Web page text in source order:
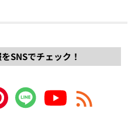
SNSでチェック！